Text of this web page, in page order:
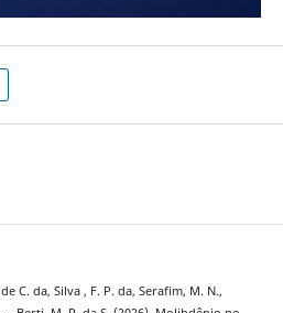
C. da, Silva , F. P. da, Serafim, M. N.,